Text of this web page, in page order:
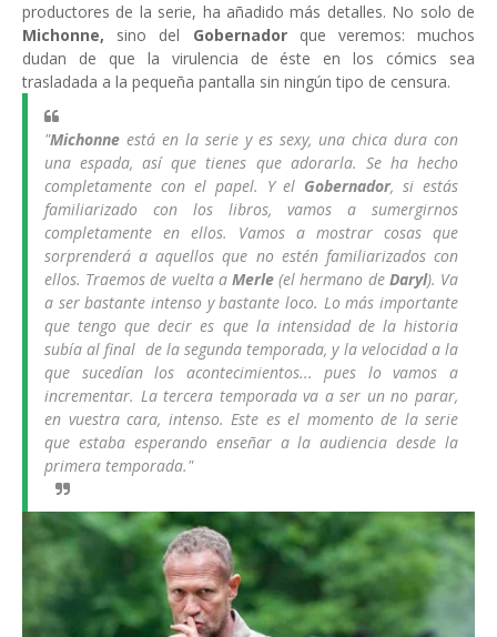
productores de la serie, ha añadido más detalles. No solo de
Michonne, sino del Gobernadorque veremos: muchos
dudan de que la virulencia de éste en los cómics sea
trasladada a la pequeña pantalla sin ningún tipo de censura.
"Michonne está en la serie y es sexy, una chica dura con
una espada, así que tienes que adorarla. Se ha hecho
completamente con el papel. Y el Gobernador, si estás
familiarizado con los libros, vamos a sumergirnos
completamente en ellos. Vamos a mostrar cosas que
sorprenderá a aquellos que no estén familiarizados con
ellos. Traemos de vuelta a Merle (el hermano de Daryl). Va
a ser bastante intenso y bastante loco. Lo más importante
que tengo que decir es que la intensidad de la historia
subía al final de la segunda temporada, y la velocidad a la
que sucedían los acontecimientos... pues lo vamos a
incrementar. La tercera temporada va a ser un no parar,
en vuestra cara, intenso. Este es el momento de la serie
que estaba esperando enseñar a la audiencia desde la
primera temporada."